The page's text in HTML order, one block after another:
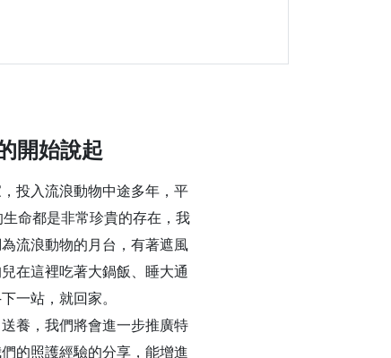
開始說起
投入流浪動物中途多年，平
命都是非常珍貴的存在，我
流浪動物的月台，有著遮風
在這裡吃著大鍋飯、睡大通
一站，就回家。
養，我們將會進一步推廣特
的照護經驗的分享，能增進